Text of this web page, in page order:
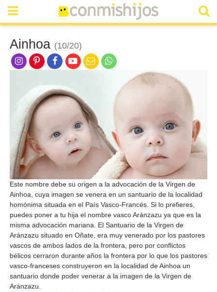
Ainhoa (10/20)
Este nombre debe su origen a la advocación de la Virgen de
Ainhoa, cuya imagen se venera en un santuario de la localidad
homónima situada en el País Vasco-Francés. Si lo prefieres,
puedes poner a tu hija el nombre vasco Aránzazu ya que es la
misma advocación mariana. El Santuario de la Virgen de
Aránzazu situado en Oñate, era muy venerado por los pastores
vascos de ambos lados de la frontera, pero por conflictos
bélicos cerraron durante años la frontera por lo que los pastores
vasco-franceses construyeron en la localidad de Ainhoa un
santuario donde poder venerar a la imagen de la Virgen de
Aránzazu.